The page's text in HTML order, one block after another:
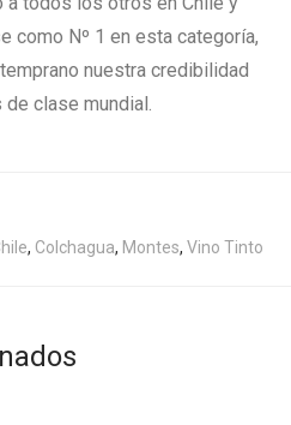
como Nº 1 en esta categoría,
nuestra credibilidad
clase mundial.
, Colchagua, Montes, Vino Tinto